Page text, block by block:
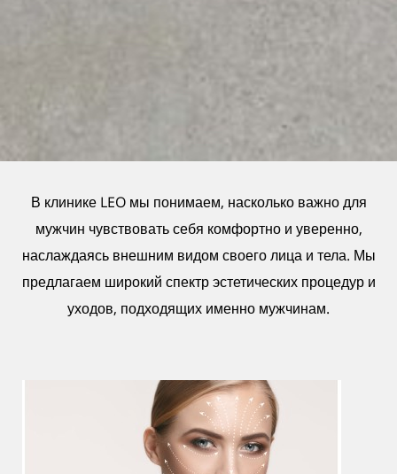
В клинике LEO мы понимаем, насколько важно для
мужчин чувствовать себя комфортно и уверенно,
наслаждаясь внешним видом своего лица и тела. Мы
предлагаем широкий спектр эстетических процедур и
уходов, подходящих именно мужчинам.